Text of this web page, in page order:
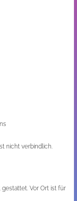
nicht verbindlich.
Vor Ort ist für